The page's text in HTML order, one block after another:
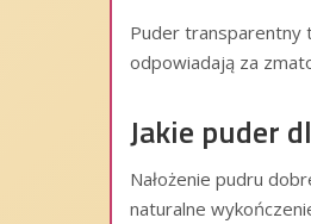
Puder transparentny
odpowiadają za
Jakie puder
Nałożenie pudru
naturalne